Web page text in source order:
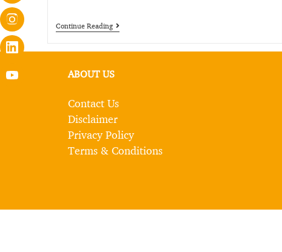
Continue Reading
ABOUT US
Contact Us
Disclaimer
Privacy Policy
Terms & Conditions